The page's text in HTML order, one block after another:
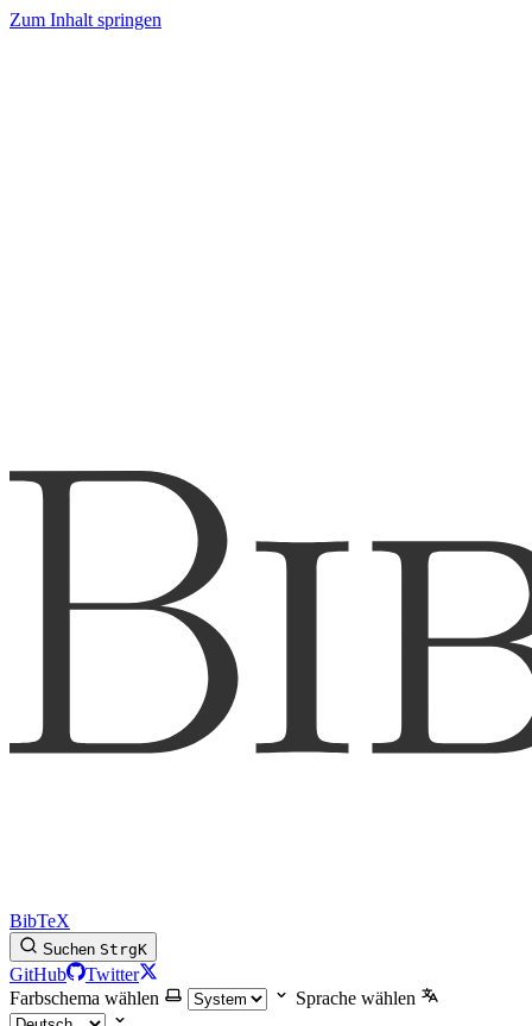
Zum Inhalt springen
BibTeX
Suchen StrgK
GitHub
Twitter
Farbschema wählen
Sprache wählen